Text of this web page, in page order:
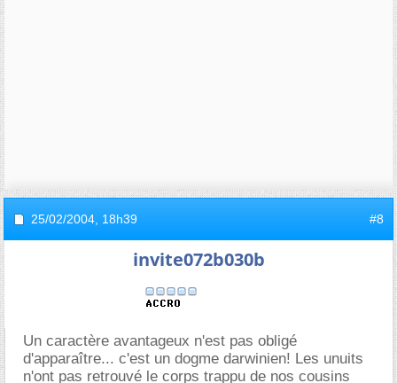
25/02/2004, 18h39 #8
invite072b030b
Un caractère avantageux n'est pas obligé
d'apparaître... c'est un dogme darwinien! Les unuits
n'ont pas retrouvé le corps trappu de nos cousins